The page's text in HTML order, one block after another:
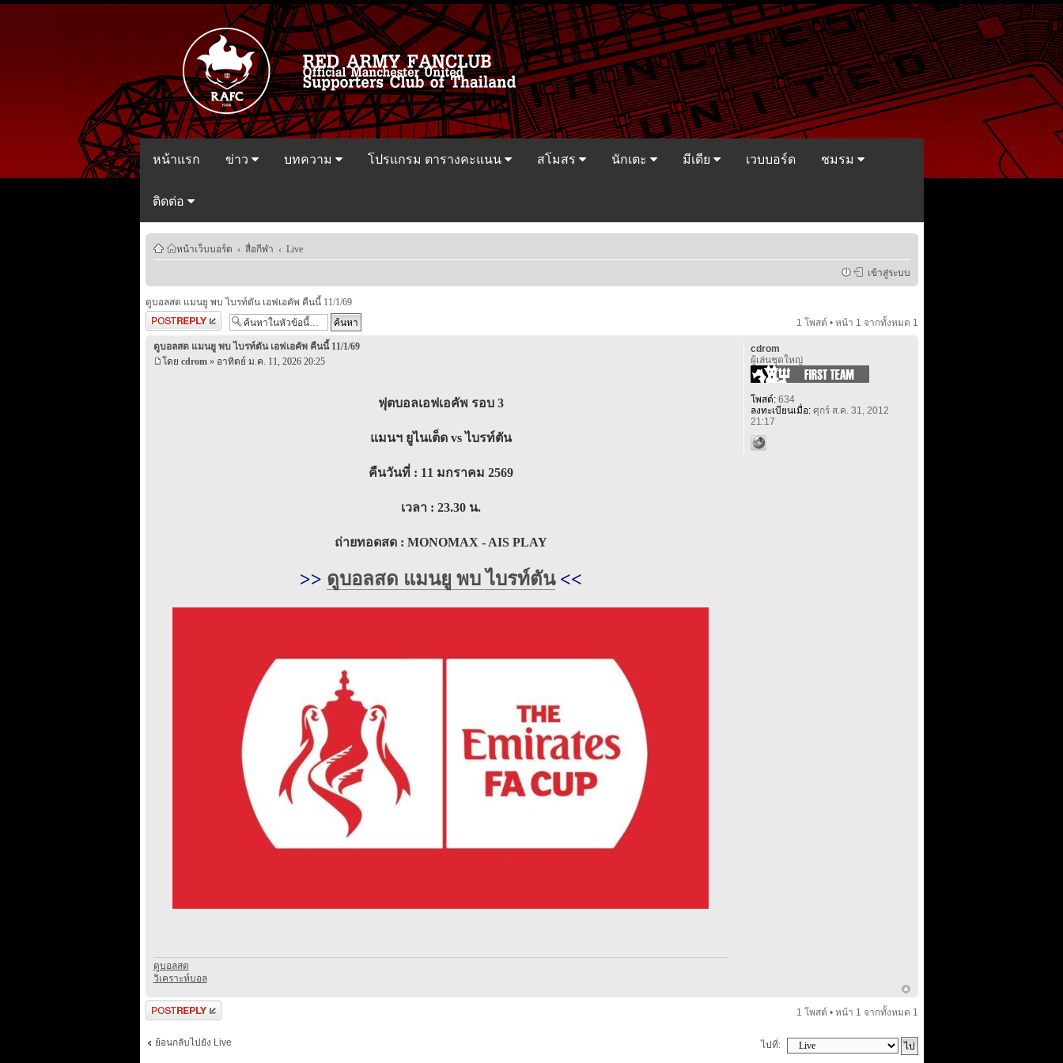
หน้าแรก ข่าว บทความ โปรแกรม ตารางคะแนน สโมสร นักเตะ มีเดีย เวบบอร์ด ชมรม
ติดต่อ
หน้าเว็บบอร์ด ‹ สื่อกีฬา ‹ Live
เข้าสู่ระบบ
ดูบอลสด แมนยู พบ ไบรท์ตัน เอฟเอคัพ คืนนี้ 11/1/69
ตอบกระทู้
1 โพสต์ • หน้า 1 จากทั้งหมด 1
ดูบอลสด แมนยู พบ ไบรท์ตัน เอฟเอคัพ คืนนี้ 11/1/69
โดย cdrom» อาทิตย์ ม.ค. 11, 2026 20:25
ฟุตบอลเอฟเอคัพ รอบ 3
แมนฯ ยูไนเต็ด vs ไบรท์ตัน
คืนวันที่ : 11 มกราคม 2569
เวลา : 23.30 น.
ถ่ายทอดสด : MONOMAX - AIS PLAY
>> ดูบอลสด แมนยู พบ ไบรท์ตัน<<
ดูบอลสด
วิเคราะห์บอล
cdrom
ผู้เล่นชุดใหญ่
โพสต์:634
ลงทะเบียนเมื่อ:ศุกร์ ส.ค. 31, 2012
21:17
ตอบกระทู้ 1 โพสต์ • หน้า 1 จากทั้งหมด 1
ย้อนกลับไปยัง Live ไปที่: